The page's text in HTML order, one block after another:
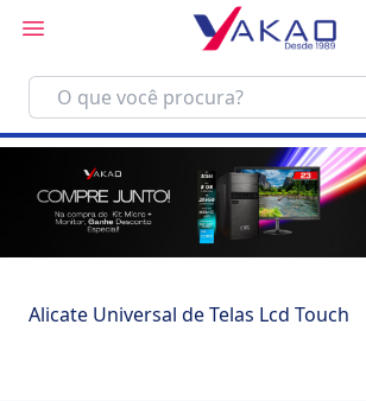
Alicate Universal de Telas Lcd Touch